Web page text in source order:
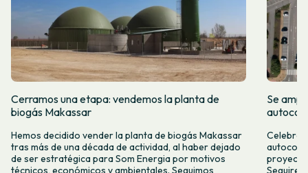
Cerramos una etapa: vendemos la planta de
biogás Makassar
Hemos decidido vender la planta de biogás Makassar
tras más de una década de actividad, al haber dejado
de ser estratégica para Som Energia por motivos
técnicos, económicos y ambientales. Seguimos
Se